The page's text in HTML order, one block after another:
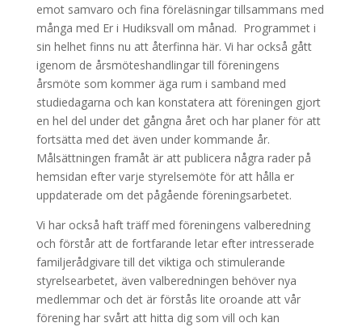
emot samvaro och fina föreläsningar tillsammans med
många med Er i Hudiksvall om månad. Programmet i
sin helhet finns nu att återfinna här. Vi har också gått
igenom de årsmöteshandlingar till föreningens
årsmöte som kommer äga rum i samband med
studiedagarna och kan konstatera att föreningen gjort
en hel del under det gångna året och har planer för att
fortsätta med det även under kommande år.
Målsättningen framåt är att publicera några rader på
hemsidan efter varje styrelsemöte för att hålla er
uppdaterade om det pågående föreningsarbetet.
Vi har också haft träff med föreningens valberedning
och förstår att de fortfarande letar efter intresserade
familjerådgivare till det viktiga och stimulerande
styrelsearbetet, även valberedningen behöver nya
medlemmar och det är förstås lite oroande att vår
förening har svårt att hitta dig som vill och kan